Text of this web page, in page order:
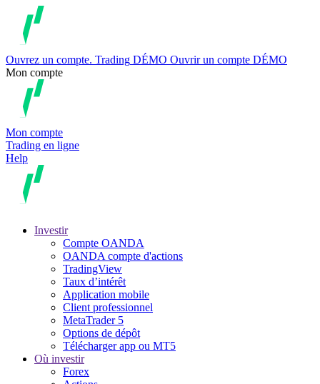
Ouvrez un compte. Trading DÉMO Ouvrir un compte DÉMO
Mon compte
Mon compte
Trading en ligne
Help
Investir
Compte OANDA
OANDA compte d'actions
TradingView
Taux d’intérêt
Application mobile
Client professionnel
MetaTrader 5
Options de dépôt
Télécharger app ou MT5
Où investir
Forex